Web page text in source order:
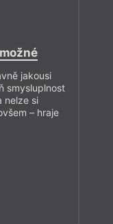
jakousi
smysluplnost
nelze si
– hraje